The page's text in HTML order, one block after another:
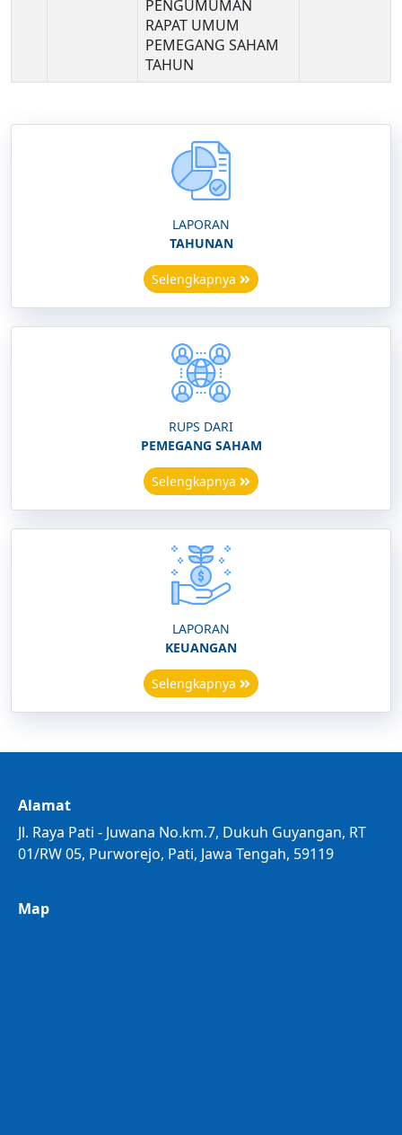
PENGUMUMAN
RAPAT UMUM
PEMEGANG SAHAM
TAHUN
LAPORAN
TAHUNAN
Selengkapnya
RUPS DARI
PEMEGANG SAHAM
Selengkapnya
LAPORAN
KEUANGAN
Selengkapnya
Alamat
Jl. Raya Pati - Juwana No.km.7, Dukuh Guyangan, RT
01/RW 05, Purworejo, Pati, Jawa Tengah, 59119
Map